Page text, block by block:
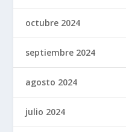
octubre 2024
septiembre 2024
agosto 2024
julio 2024